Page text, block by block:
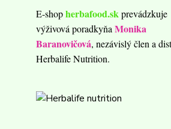
E-shopherbafood.skprevádzkuje
výživová poradkyňa Monika
Baranovičová, nezávislý člen a
Herbalife Nutrition.